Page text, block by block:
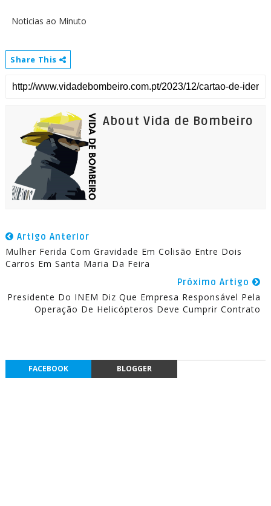
Noticias ao Minuto
Share This
About Vida de Bombeiro
Artigo Anterior
Mulher Ferida Com Gravidade Em Colisão Entre Dois
Carros Em Santa Maria Da Feira
Próximo Artigo
Presidente Do INEM Diz Que Empresa Responsável Pela
Operação De Helicópteros Deve Cumprir Contrato
FACEBOOK BLOGGER